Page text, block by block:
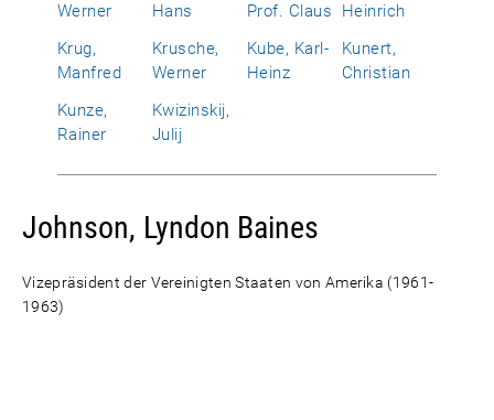
Werner
Hans
Prof. Claus
Heinrich
Krug,
Manfred
Krusche,
Werner
Kube, Karl-
Heinz
Kunert,
Christian
Kunze,
Rainer
Kwizinskij,
Julij
Johnson, Lyndon Baines
Vizepräsident der Vereinigten Staaten von Amerika (1961-
1963)